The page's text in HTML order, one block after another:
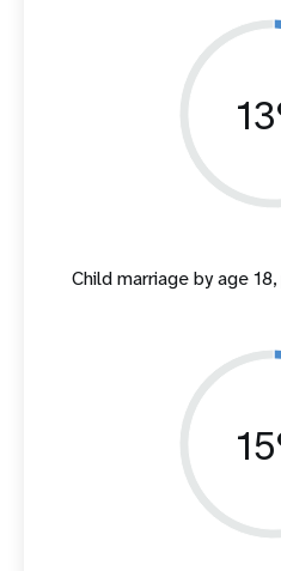
Child marriage by age